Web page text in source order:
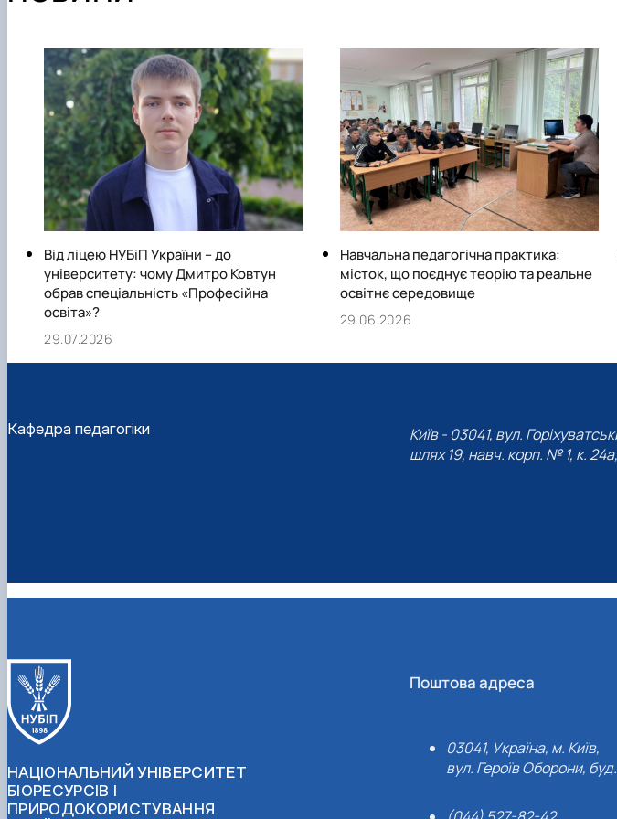
Від ліцею НУБіП України – до
університету: чому Дмитро Ковтун
обрав спеціальність «Професійна
освіта»?
29.07.2026
Навчальна педагогічна практика:
місток, що поєднує теорію та реальне
освітнє середовище
29.06.2026
Кафедра педагогіки
Київ - 03041, вул.
шлях 19, навч. корп. № 1, к.
НАЦІОНАЛЬНИЙ УНІВЕРСИТЕТ
БІОРЕСУРСІВ І
ПРИРОДОКОРИСТУВАННЯ
Поштова адреса
03041, Україна, м. Київ,
вул. Героїв Оборони,